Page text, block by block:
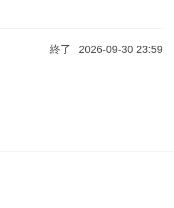
終了 2026-09-30 23:59